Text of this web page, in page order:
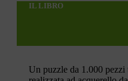
IL LIBRO
Un puzzle da 1.000 pezzi